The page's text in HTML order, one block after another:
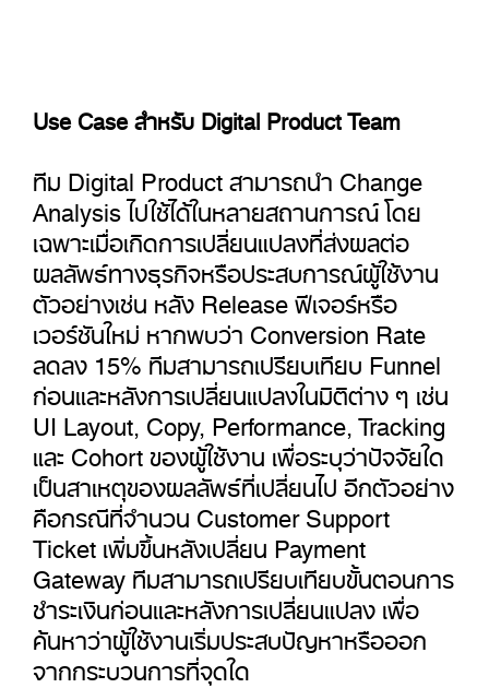
Use Case สำหรับ Digital Product Team
ทีม Digital Product สามารถนำ Change
Analysis ไปใช้ได้ในหลายสถานการณ์ โดย
เฉพาะเมื่อเกิดการเปลี่ยนแปลงที่ส่งผลต่อ
ผลลัพธ์ทางธุรกิจหรือประสบการณ์ผู้ใช้งาน
ตัวอย่างเช่น หลัง Release ฟีเจอร์หรือ
เวอร์ชันใหม่ หากพบว่า Conversion Rate
ลดลง 15% ทีมสามารถเปรียบเทียบ Funnel
ก่อนและหลังการเปลี่ยนแปลงในมิติต่าง ๆ เช่น
UI Layout, Copy, Performance, Tracking
และ Cohort ของผู้ใช้งาน เพื่อระบุว่าปัจจัยใด
เป็นสาเหตุของผลลัพธ์ที่เปลี่ยนไป อีกตัวอย่าง
คือกรณีที่จำนวน Customer Support
Ticket เพิ่มขึ้นหลังเปลี่ยน Payment
Gateway ทีมสามารถเปรียบเทียบขั้นตอนการ
ชำระเงินก่อนและหลังการเปลี่ยนแปลง เพื่อ
ค้นหาว่าผู้ใช้งานเริ่มประสบปัญหาหรือออก
จากกระบวนการที่จุดใด